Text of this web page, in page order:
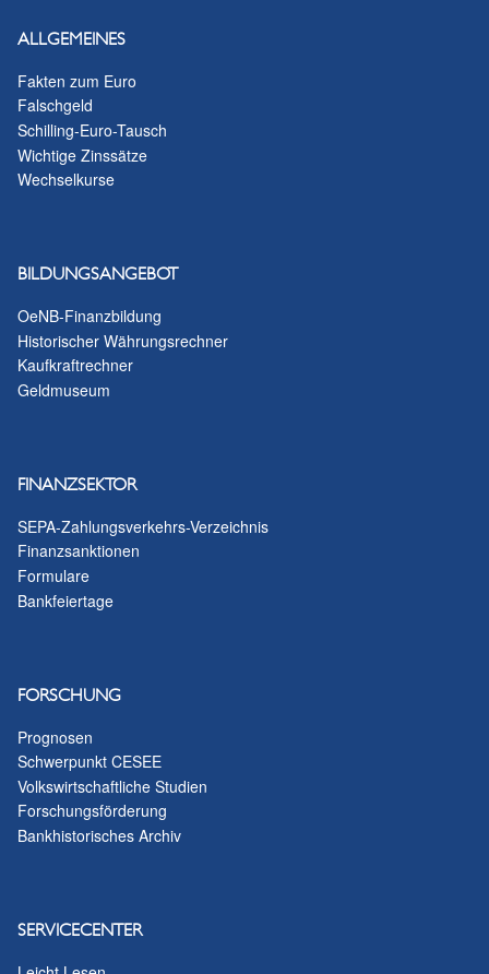
ALLGEMEINES
Fakten zum Euro
Falschgeld
Schilling-Euro-Tausch
Wichtige Zinssätze
Wechselkurse
BILDUNGSANGEBOT
OeNB-Finanzbildung
Historischer Währungsrechner
Kaufkraftrechner
Geldmuseum
FINANZSEKTOR
SEPA-Zahlungsverkehrs-Verzeichnis
Finanzsanktionen
Formulare
Bankfeiertage
FORSCHUNG
Prognosen
Schwerpunkt CESEE
Volkswirtschaftliche Studien
Forschungsförderung
Bankhistorisches Archiv
SERVICECENTER